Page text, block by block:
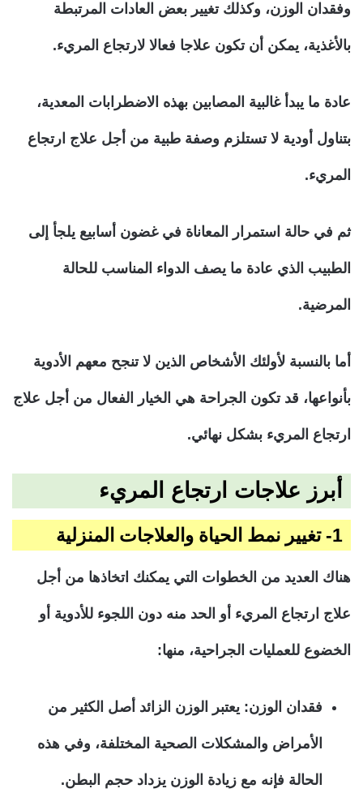
وفقدان الوزن، وكذلك تغيير بعض العادات المرتبطة
بالأغذية، يمكن أن تكون علاجا فعالا لارتجاع المريء.
عادة ما يبدأ غالبية المصابين بهذه الاضطرابات المعدية،
بتناول أودية لا تستلزم وصفة طبية من أجل علاج ارتجاع
المريء.
ثم في حالة استمرار المعاناة في غضون أسابيع يلجأ إلى
الطبيب الذي عادة ما يصف الدواء المناسب للحالة
المرضية.
أما بالنسبة لأولئك الأشخاص الذين لا تنجح معهم الأدوية
بأنواعها، قد تكون الجراحة هي الخيار الفعال من أجل علاج
ارتجاع المريء بشكل نهائي.
أبرز علاجات ارتجاع المريء
1- تغيير نمط الحياة والعلاجات المنزلية
هناك العديد من الخطوات التي يمكنك اتخاذها من أجل
علاج ارتجاع المريء أو الحد منه دون اللجوء للأدوية أو
الخضوع للعمليات الجراحية، منها:
فقدان الوزن: يعتبر الوزن الزائد أصل الكثير من
الأمراض والمشكلات الصحية المختلفة، وفي هذه
الحالة فإنه مع زيادة الوزن يزداد حجم البطن.